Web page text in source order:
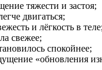
тяжести и застоя;
двигаться;
и лёгкость в теле;
свежее;
спокойнее;
«обновления